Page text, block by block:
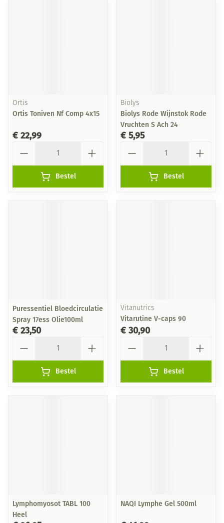
Ortis
Ortis Toniven Nf Comp 4x15
€ 22,99
Bestel
Biolys
Biolys Rode Wijnstok Rode
Vruchten S Ach 24
€ 5,95
Bestel
Puressentiel Bloedcirculatie
Spray 17ess Olie100ml
€ 23,50
Bestel
Vitanutrics
Vitarutine V-caps 90
€ 30,90
Bestel
Lymphomyosot TABL 100
Heel
NAQI Lymphe Gel 500ml